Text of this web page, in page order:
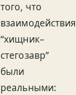
того, что
взаимодействия
“хищник–
стегозавр”
были
реальными: